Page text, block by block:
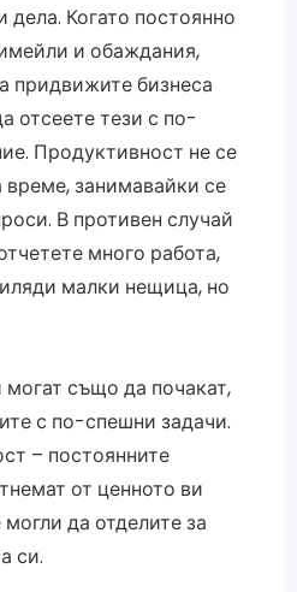
дела. Когато постоянно
и обаждания,
придвижите бизнеса
отсеете тези с по-
Продуктивност не се
време, занимавайки се
В противен случай
много работа,
малки нещица, но
също да почакат,
с по-спешни задачи.
– постоянните
от ценното ви
да отделите за
си.